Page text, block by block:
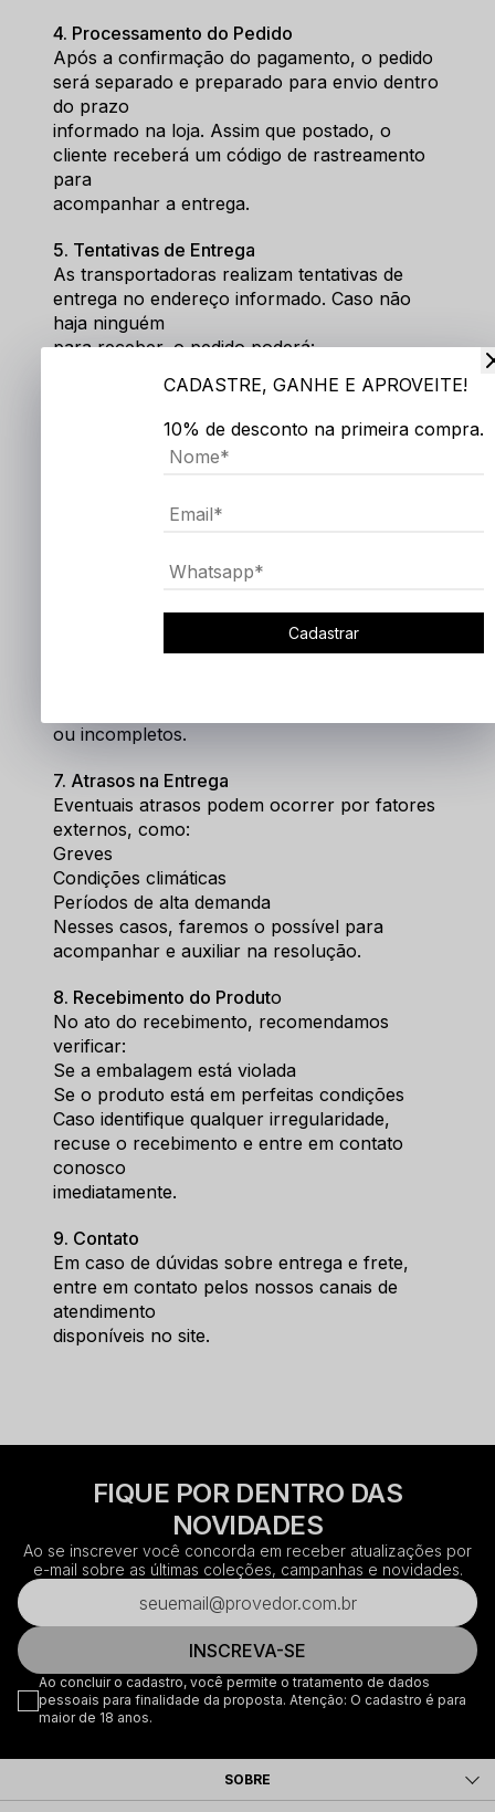
4. Processamento do Pedido
Após a confirmação do pagamento, o pedido
será separado e preparado para envio dentro
do prazo
informado na loja. Assim que postado, o
cliente receberá um código de rastreamento
para
acompanhar a entrega.
5. Tentativas de Entrega
As transportadoras realizam tentativas de
entrega no endereço informado. Caso não
haja ninguém
para receber, o pedido poderá:
Ficar disponível para retirada, conforme a
política da transportadora
Em caso de retorno por endereço incorreto
ou ausência do destinatário, um novo envio
custos adicionais.
6. Endereço de Entrega
É de responsabilidade do cliente informar
corretamente o endereço completo no
ou incompletos.
7. Atrasos na Entrega
Eventuais atrasos podem ocorrer por fatores
externos, como:
Greves
Condições climáticas
Períodos de alta demanda
Nesses casos, faremos o possível para
acompanhar e auxiliar na resolução.
8. Recebimento do Produto
No ato do recebimento, recomendamos
verificar:
Se a embalagem está violada
Se o produto está em perfeitas condições
Caso identifique qualquer irregularidade,
recuse o recebimento e entre em contato
conosco
imediatamente.
9. Contato
Em caso de dúvidas sobre entrega e frete,
entre em contato pelos nossos canais de
atendimento
disponíveis no site.
FIQUE POR DENTRO DAS
NOVIDADES
Ao se inscrever você concorda em receber atualizações por
e-mail sobre as últimas coleções, campanhas e novidades.
INSCREVA-SE
Ao concluir o cadastro, você permite o tratamento de dados
pessoais para finalidade da proposta. Atenção: O cadastro é para
maior de 18 anos.
SOBRE
CADASTRE, GANHE E APROVEITE!
10% de desconto na primeira compra.
Cadastrar